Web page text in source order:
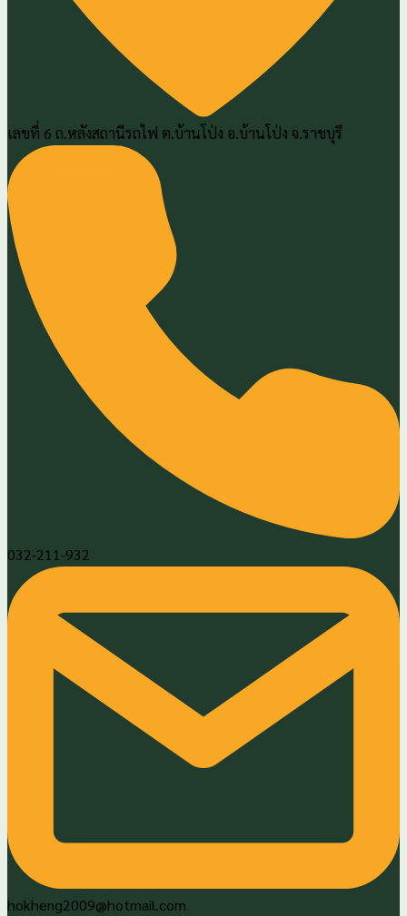
เลขที่ 6 ถ.หลังสถานีรถไฟ ต.บ้านโป่ง อ.บ้านโป่ง จ.ราชบุรี
032-211-932
hokheng2009@hotmail.com